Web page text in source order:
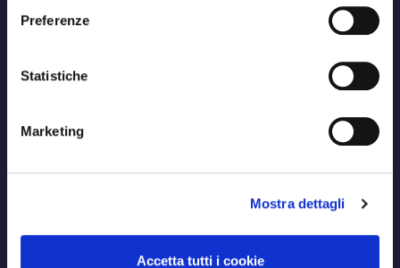
Preferenze
Statistiche
Marketing
Mostra dettagli
Accetta tutti i cookie